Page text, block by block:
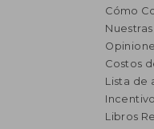
Cómo
Costos
Lista de
Libros